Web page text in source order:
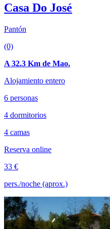
Casa Do José
Pantón
(0)
A 32.3 Km de Mao.
Alojamiento entero
6 personas
4 dormitorios
4 camas
Reserva online
33 €
pers./noche (aprox.)